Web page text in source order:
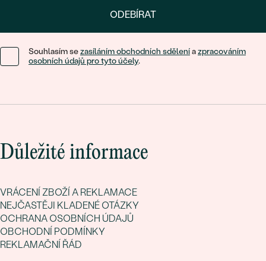
ODEBÍRAT
Souhlasím sezasíláním obchodních sděleníazpracováním
osobních údajů pro tyto účely.
Důležité informace
VRÁCENÍ ZBOŽÍ A REKLAMACE
NEJČASTĚJI KLADENÉ OTÁZKY
OCHRANA OSOBNÍCH ÚDAJŮ
OBCHODNÍ PODMÍNKY
REKLAMAČNÍ ŘÁD